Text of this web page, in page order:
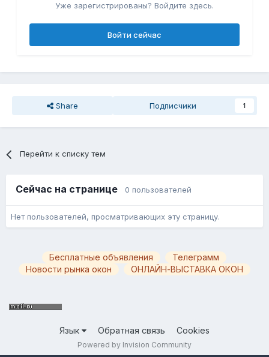
Уже зарегистрированы? Войдите здесь.
Войти сейчас
Share Подписчики 1
Перейти к списку тем
Сейчас на странице 0 пользователей
Нет пользователей, просматривающих эту страницу.
Бесплатные объявления
Телеграмм
Новости рынка окон
ОНЛАЙН-ВЫСТАВКА ОКОН
Язык Обратная связь Cookies
Powered by Invision Community